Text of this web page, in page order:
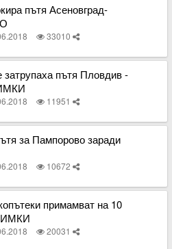
пътя Асеновград-
33010
затрупаха пътя Пловдив -
11951
за Пампорово заради
10672
примамват на 10
20031